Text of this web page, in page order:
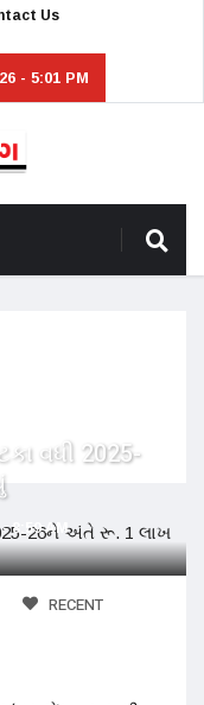
Us
- 5:01 PM
વધી 2025-
- 8:59 AM
RECENT